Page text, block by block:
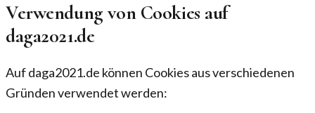
Verwendung von Cookies auf
daga2021.de
Auf daga2021.de können Cookies aus verschiedenen
Gründen verwendet werden: